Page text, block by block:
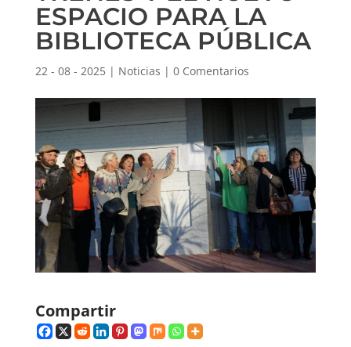
ESPACIO PARA LA
BIBLIOTECA PÚBLICA
22 - 08 - 2025| Noticias | 0 Comentarios
Compartir